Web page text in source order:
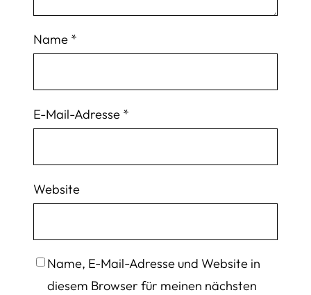
Name *
E-Mail-Adresse *
Website
Name, E-Mail-Adresse und Website in
diesem Browser für meinen nächsten